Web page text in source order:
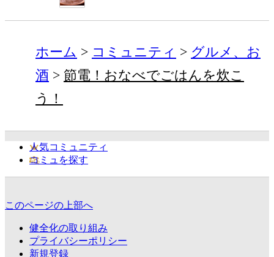
ホーム コミュニティ
グルメ、お
酒
節電！おなべでごはんを炊こ
う！
人気コミュニティ
コミュを探す
このページの上部へ
健全化の取り組み
プライバシーポリシー
新規登録